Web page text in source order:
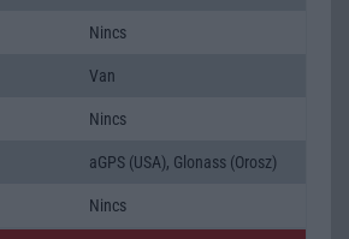
Nincs
Van
Nincs
aGPS (USA), Glonass (Orosz)
Nincs